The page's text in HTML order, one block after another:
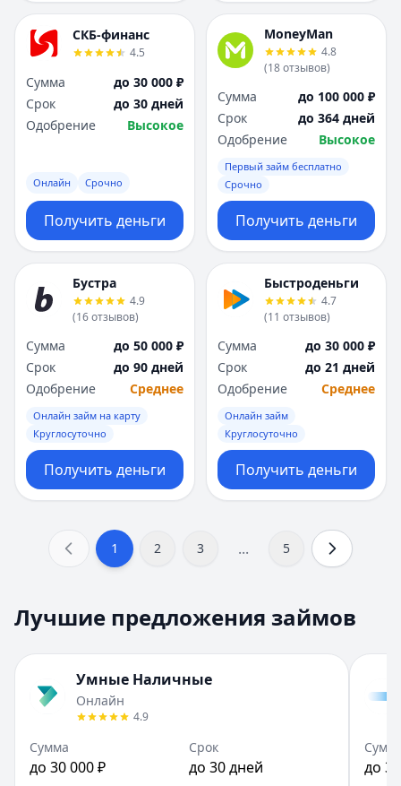
СКБ-финанс
4.5
Сумма
до 30 000 ₽
Срок
до 30 дней
Одобрение
Высокое
Онлайн Срочно
Получить деньги
MoneyMan
4.8
(18отзывов)
Сумма
до 100 000 ₽
Срок
до 364 дней
Одобрение
Высокое
Первый займ бесплатно
Срочно
Получить деньги
Бустра
4.9
(16отзывов)
Сумма
до 50 000 ₽
Срок
до 90 дней
Одобрение
Среднее
Онлайн займ на карту
Круглосуточно
Получить деньги
Быстроденьги
4.7
(11 отзывов)
Сумма
до 30 000 ₽
Срок
до 21 дней
Одобрение
Среднее
Онлайн займ
Круглосуточно
Получить деньги
1 2 3 ... 5
Лучшие предложения займов
Умные Наличные
Онлайн
4.9
Сумма
до 30 000 ₽
Срок
до 30 дней до